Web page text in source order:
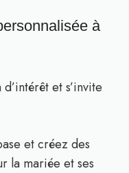
à
et s’invite
et créez des
la mariée et ses